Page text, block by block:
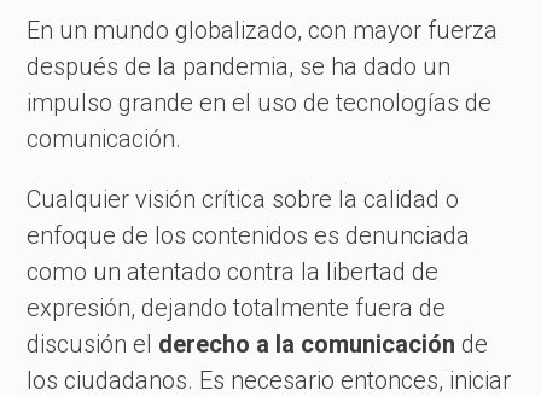
En un mundo globalizado, con mayor fuerza
después de la pandemia, se ha dado un
impulso grande en el uso de tecnologías de
comunicación.
Cualquier visión crítica sobre la calidad o
enfoque de los contenidos es denunciada
como un atentado contra la libertad de
expresión, dejando totalmente fuera de
discusión el derecho a la comunicaciónde
los ciudadanos. Es necesario entonces, iniciar